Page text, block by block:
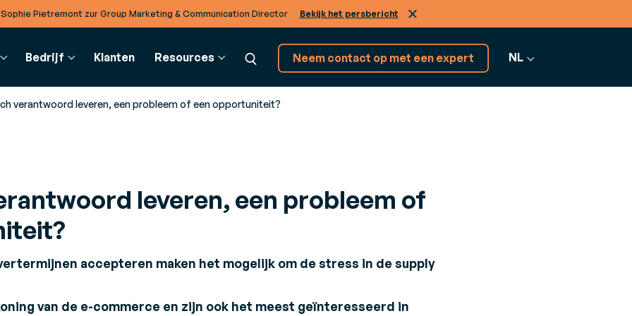
Pietremont zur Group Marketing & Communication Director Bekijk het persbericht
slimmere charter- en
Mangement
de efficiëntie in uw
EDI-oplossingen
Realiseer operaties met
TradeXpress Infinity
gegevensuitwisseling
Alle software
Bedrijf
Partners
Ontdek het rijke ecosysteem van partners
Klanten Resources
Verklarende Woordenlijst
Consulting
Om uw bedrijfsuitdagingen aan te gaan
Neem contact op met een expert NL
verantwoord leveren, een probleem of een opportuniteit?
leveren, een probleem of
accepteren maken het mogelijk om de stress in de supply
van de e-commerce en zijn ook het meest geïnteresseerd in